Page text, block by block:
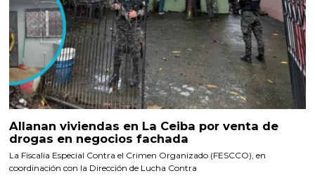
Allanan viviendas en La Ceiba por venta de
drogas en negocios fachada
La Fiscalía Especial Contra el Crimen Organizado (FESCCO), en
coordinación con la Dirección de Lucha Contra